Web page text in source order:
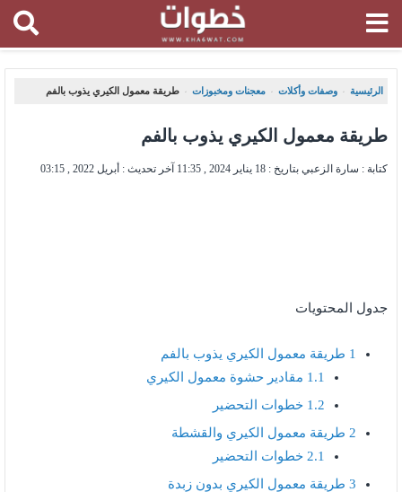
الرئيسية ، وصفات وأكلات ، معجنات ومخبوزات ، طريقة معمول الكيري يذوب بالفم
طريقة معمول الكيري يذوب بالفم
كتابة : سارة الزعبي بتاريخ : 18 يناير 2024 , 11:35 آخر تحديث : أبريل 2022 , 03:15
جدول المحتويات
1 طريقة معمول الكيري يذوب بالفم
1.1 مقادير حشوة معمول الكيري
1.2 خطوات التحضير
2 طريقة معمول الكيري والقشطة
2.1 خطوات التحضير
3 طريقة معمول الكيري بدون زبدة